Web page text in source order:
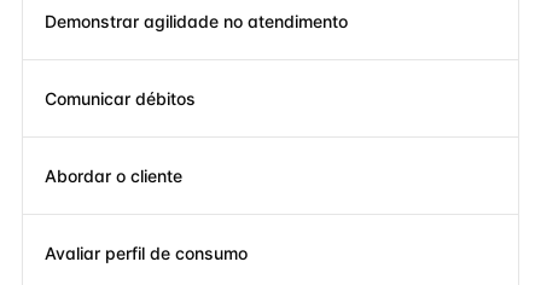
Demonstrar agilidade no atendimento
Comunicar débitos
Abordar o cliente
Avaliar perfil de consumo